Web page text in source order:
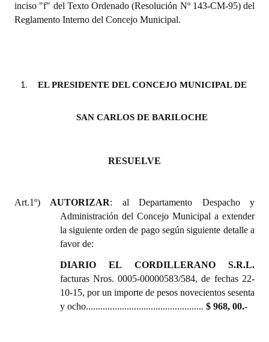
Declaraciones
INSTITUCIONAL
Antiguos Pobladores
Registros y Distinciones
Premio al Mérito - Registro
Audiencias Públicas - Registro
Mujeres que Dejaron Huellas - Registro
Periodistas Decanos - Registro
Ciudadano Ilustre - Registro
inciso "f" del Texto Ordenado (Resolución Nº 143-CM-95) del
Reglamento Interno del Concejo Municipal.
EL PRESIDENTE DEL CONCEJO MUNICIPAL DE
SAN CARLOS DE BARILOCHE
RESUELVE
Art.1º) AUTORIZAR: al Departamento Despacho y
Administración del Concejo Municipal a extender
la siguiente orden de pago según siguiente detalle a
favor de:
DIARIO EL CORDILLERANO S.R.L.
facturas Nros. 0005-00000583/584, de fechas 22-
10-15, por un importe de pesos novecientos sesenta
y ocho................................................. $ 968, 00.-